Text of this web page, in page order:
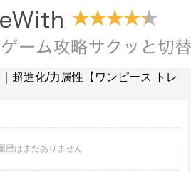
超進化/力属性【ワンピース トレ